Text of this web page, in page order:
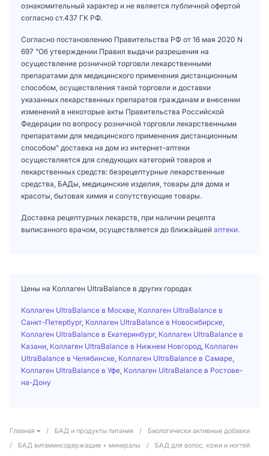
ознакомительный характер и не является публичной офертой
согласно ст.437 ГК РФ.
Согласно постановлению Правительства РФ от 16 мая 2020 N
697 "Об утверждении Правил выдачи разрешения на
осуществление розничной торговли лекарственными
препаратами для медицинского применения дистанционным
способом, осуществления такой торговли и доставки
указанных лекарственных препаратов гражданам и внесении
изменений в некоторые акты Правительства Российской
Федерации по вопросу розничной торговли лекарственными
препаратами для медицинского применения дистанционным
способом" доставка на дом из интернет-аптеки
осуществляется для следующих категорий товаров и
лекарственных средств: безрецептурные лекарственные
средства, БАДы, медицинские изделия, товары для дома и
красоты, бытовая химия и сопутствующие товары.
Доставка рецептурных лекарств, при наличии рецепта
выписанного врачом, осуществляется до ближайшей аптеки.
Цены на Коллаген UltraBalance в других городах
Коллаген UltraBalance в Москве Коллаген UltraBalance в
Санкт-Петербург, Коллаген UltraBalance в Новосибирске
Коллаген UltraBalance в Екатеринбург, Коллаген UltraBalance в
Казани Коллаген UltraBalance в Нижнем Новгород Коллаген
UltraBalance в Челябинске Коллаген UltraBalance в Самаре
Коллаген UltraBalance в Уфе Коллаген UltraBalance в Ростове-
на-Дону
Главная / БАД и продукты питания /
Биологически активные добавки
/
БАД витаминсодержащие + минералы /
БАД для волос, кожи и ногтей